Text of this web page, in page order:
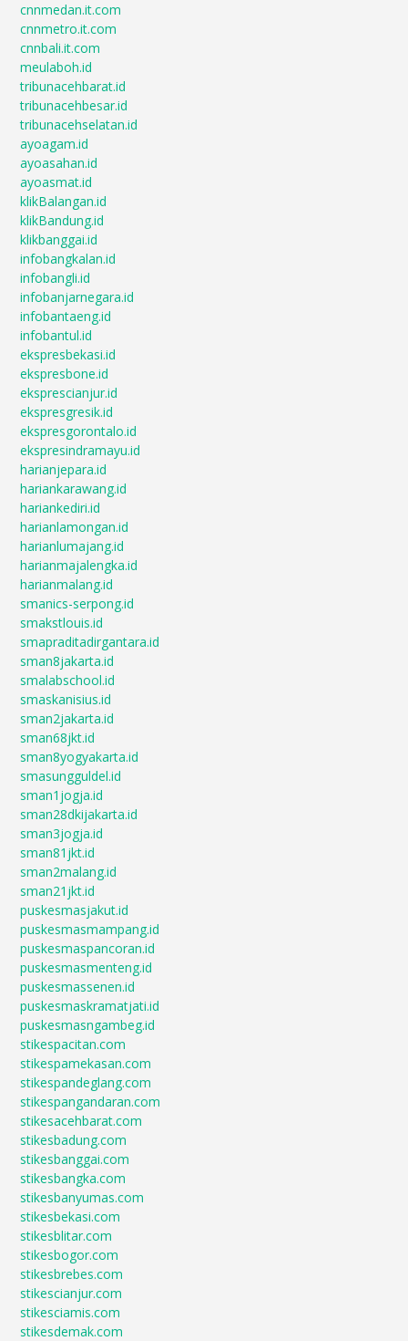
cnnmedan.it.com
cnnmetro.it.com
cnnbali.it.com
meulaboh.id
tribunacehbarat.id
tribunacehbesar.id
tribunacehselatan.id
ayoagam.id
ayoasahan.id
ayoasmat.id
klikBalangan.id
klikBandung.id
klikbanggai.id
infobangkalan.id
infobangli.id
infobanjarnegara.id
infobantaeng.id
infobantul.id
ekspresbekasi.id
ekspresbone.id
eksprescianjur.id
ekspresgresik.id
ekspresgorontalo.id
ekspresindramayu.id
harianjepara.id
hariankarawang.id
hariankediri.id
harianlamongan.id
harianlumajang.id
harianmajalengka.id
harianmalang.id
smanics-serpong.id
smakstlouis.id
smapraditadirgantara.id
sman8jakarta.id
smalabschool.id
smaskanisius.id
sman2jakarta.id
sman68jkt.id
sman8yogyakarta.id
smasungguldel.id
sman1jogja.id
sman28dkijakarta.id
sman3jogja.id
sman81jkt.id
sman2malang.id
sman21jkt.id
puskesmasjakut.id
puskesmasmampang.id
puskesmaspancoran.id
puskesmasmenteng.id
puskesmassenen.id
puskesmaskramatjati.id
puskesmasngambeg.id
stikespacitan.com
stikespamekasan.com
stikespandeglang.com
stikespangandaran.com
stikesacehbarat.com
stikesbadung.com
stikesbanggai.com
stikesbangka.com
stikesbanyumas.com
stikesbekasi.com
stikesblitar.com
stikesbogor.com
stikesbrebes.com
stikescianjur.com
stikesciamis.com
stikesdemak.com